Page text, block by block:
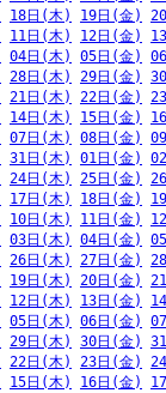
18日(木) 19日(金)
11日(木) 12日(金)
04日(木) 05日(金)
28日(木) 29日(金)
21日(木) 22日(金)
14日(木) 15日(金)
07日(木) 08日(金)
31日(木) 01日(金)
24日(木) 25日(金)
17日(木) 18日(金)
10日(木) 11日(金)
03日(木) 04日(金)
26日(木) 27日(金)
19日(木) 20日(金)
12日(木) 13日(金)
05日(木) 06日(金)
29日(木) 30日(金)
22日(木) 23日(金)
15日(木) 16日(金)